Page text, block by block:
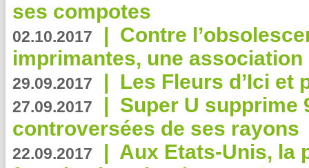
ses compotes
02.10.2017 | Contre
imprimantes, une
29.09.2017 | Les Fleurs d’Ici et
27.09.2017 | Super U supprime
controversées de ses rayons
22.09.2017 | Aux Etats-Unis, la